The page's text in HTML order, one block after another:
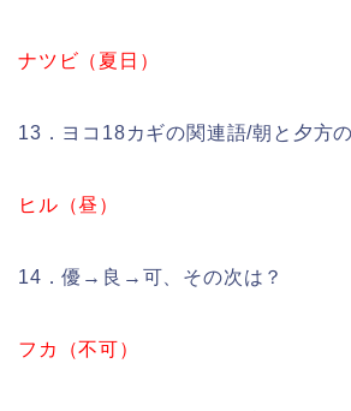
ナツビ（夏日）
13．ヨコ18カギの関連語/朝と夕方
ヒル（昼）
14．優→良→可、その次は？
フカ（不可）